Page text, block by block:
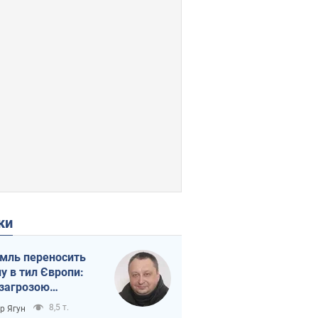
переносить
в тил Європи:
логістика
Ягун 8,5 т.